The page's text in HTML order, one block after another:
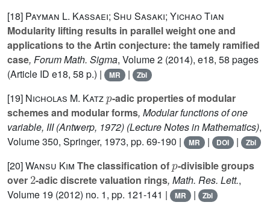
[18] Payman L. Kassaei; Shu Sasaki; Yichao Tian
Modularity lifting results in parallel weight one and
applications to the Artin conjecture: the tamely ramified
case, Forum Math. Sigma, Volume 2 (2014), e18, 58 pages
(Article ID e18, 58 p.) |
MR | Zbl
[19] Nicholas M. Katz -adic properties of modular
schemes and modular forms, Modular functions of one
variable, III (Antwerp, 1972) (Lecture Notes in Mathematics),
Volume 350, Springer, 1973, pp. 69-190 | MR | DOI | Zbl
[20]Wansu Kim The classification of -divisible groups
over
2
-adic discrete valuation rings, Math. Res. Lett.,
Volume 19 (2012) no. 1, pp. 121-141 | MR | Zbl